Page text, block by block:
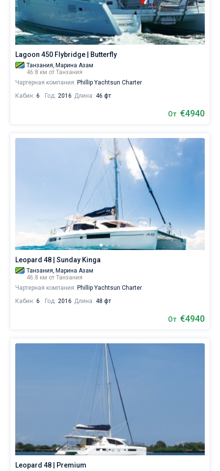
яхт
аренду
вы
найдете
Танзании
как
так
регионы
для
яхтинга:
Занзибар.
Lagoon 450 Flybridge | Butterfly
Танзания, Марина Азам
46.8 км от Танзания
Чартерная компания: Phillip Yachtsun Charter
Кабин: 6 Год: 2016 Длина: 46 фт
От €4940
Leopard 48 | Sunday Kinga
Танзания, Марина Азам
46.8 км от Танзания
Чартерная компания: Phillip Yachtsun Charter
Кабин: 6 Год: 2016 Длина: 48 фт
От €4940
Leopard 48 | Premium
Без шкипера
Со шкипером